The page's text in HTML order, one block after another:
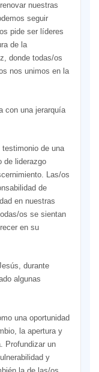
nuestras
seguir
pide ser líderes
de la
donde todas/os
nos unimos en la
con una jerarquía
de una
de liderazgo
Las/os
de
en nuestras
os se sientan
en su
durante
algunas
una oportunidad
la apertura y
Profundizar un
y